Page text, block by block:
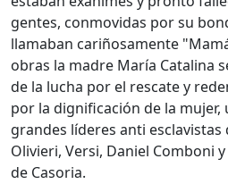
gentes, conmovidas por su
llamaban cariñosamente
obras la madre María Catalina
de la lucha por el rescate y
por la dignificación de la mujer,
grandes líderes anti
Olivieri, Versi, Daniel Comboni
de Casoria.